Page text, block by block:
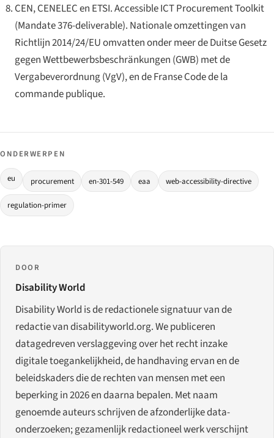
CEN, CENELEC en ETSI.Accessible ICT Procurement Toolkit
(Mandate 376-deliverable). Nationale omzettingen van
Richtlijn 2014/24/EU omvatten onder meer de DuitseGesetz
gegen Wettbewerbsbeschränkungen (GWB) met de
Vergabeverordnung(VgV), en de FranseCode de la
commande publique.
ONDERWERPEN
eu procurement en-301-549 eaa web-accessibility-directive
regulation-primer
DOOR
Disability World
Disability World is de redactionele signatuur van de
redactie van disabilityworld.org. We publiceren
datagedreven verslaggeving over het recht inzake
digitale toegankelijkheid, de handhaving ervan en de
beleidskaders die de rechten van mensen met een
beperking in 2026 en daarna bepalen. Met naam
genoemde auteurs schrijven de afzonderlijke data-
onderzoeken; gezamenlijk redactioneel werk verschijnt